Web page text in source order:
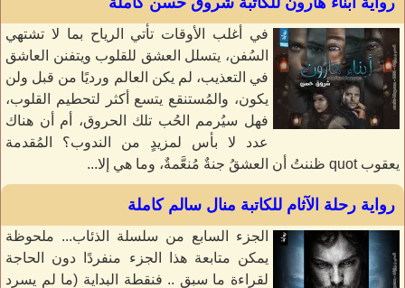
في أغلب الأوقات تأتي الرياح بما لا تشتهي
السُفن، يتسلل العشق للقلوب ويتفنن العاشق
في التعذيب، لم يكن العالم ورديًا من قبل ولن
يكون، والمُستنقع يتسع أكثر لتحطيم القلوب،
فهل سيُرمم الحُب تلك الحروق، أم أن هناك
عدد لا بأس لمزيدٍ من الندوب؟ المُقدمة
يعقوب quot ظننتُ أن العشقُ جنةٌ مُنعَّمةٌ، وما هي إلا...
رواية رحلة الآثام للكاتبة منال سالم كاملة
الجزء السابع من سلسلة الذئاب... ملحوظة
يمكن متابعة هذا الجزء منفردًا دون الحاجة
لقراءة ما سبق .. فنقطة البداية (ما لم يسرد